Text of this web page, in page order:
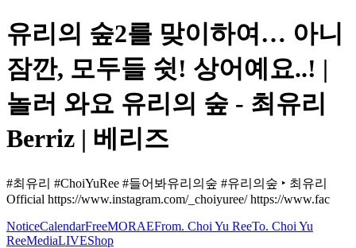
유리의 숲2를 맞이하여… 아니
잠깐, 모두들 쉿! 상어예요..! |
놀러 와요 유리의 숲 - 최유리
Berriz | 베리즈
#최유리 #ChoiYuRee #들어봐유리의숲 #유리의숲 ‣ 최유리
Official https://www.instagram.com/_choiyuree/ https://www.fac
NoticeCalendarFreeMORAEFrom. Choi Yu ReeTo. Choi Yu
ReeMediaLIVEShop